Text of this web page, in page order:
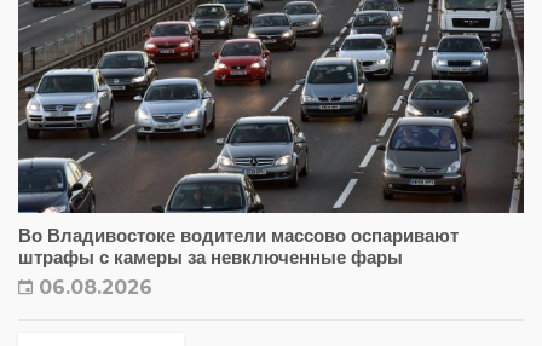
Во Владивостоке водители массово оспаривают
штрафы с камеры за невключенные фары
06.08.2026